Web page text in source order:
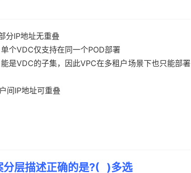
分IP地址无重叠
个VDC仅支持在同一个POD部署
是VDC的子集，因此VPC在多租户场景下也只能部署
间IP地址可重叠
分层描述正确的是?( )多选